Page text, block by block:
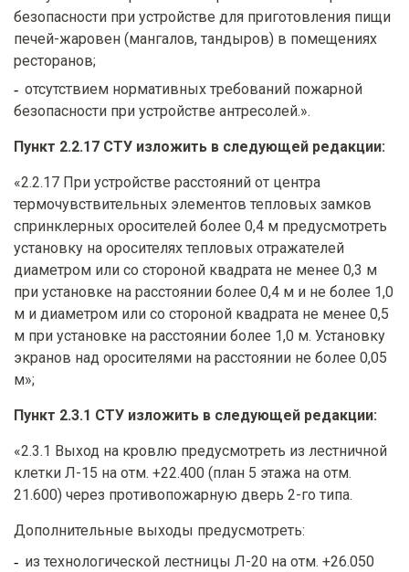
безопасности при устройстве для приготовления пищи
печей-жаровен (мангалов, тандыров) в помещениях
ресторанов;
отсутствием нормативных требований пожарной
безопасности при устройстве антресолей.».
Пункт 2.2.17 СТУ изложить в следующей редакции:
«2.2.17 При устройстве расстояний от центра
термочувствительных элементов тепловых замков
спринклерных оросителей более 0,4 м предусмотреть
установку на оросителях тепловых отражателей
диаметром или со стороной квадрата не менее 0,3 м
при установке на расстоянии более 0,4 м и не более 1,0
м и диаметром или со стороной квадрата не менее 0,5
м при установке на расстоянии более 1,0 м. Установку
экранов над оросителями на расстоянии не более 0,05
м»;
Пункт 2.3.1 СТУ изложить в следующей редакции:
«2.3.1 Выход на кровлю предусмотреть из лестничной
клетки Л-15 на отм. +22.400 (план 5 этажа на отм.
21.600) через противопожарную дверь 2-го типа.
Дополнительные выходы предусмотреть:
из технологической лестницы Л-20 на отм. +26.050